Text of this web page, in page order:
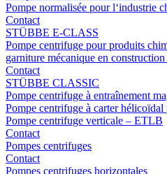
Pompe normalisée pour l‘industrie
Contact
STÜBBE E-CLASS
Pompe centrifuge pour produits
garniture mécanique en
Contact
STÜBBE CLASSIC
Pompe centrifuge à entraînement
Pompe centrifuge à carter
Pompe centrifuge verticale – ETLB
Contact
Pompes centrifuges
Contact
Pompes centrifuges horizontales